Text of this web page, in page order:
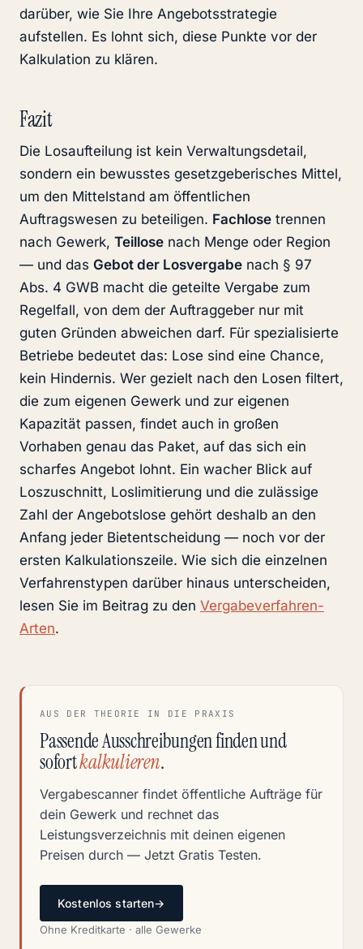
darüber, wie Sie Ihre Angebotsstrategie
aufstellen. Es lohnt sich, diese Punkte vor der
Kalkulation zu klären.
Fazit
Die Losaufteilung ist kein Verwaltungsdetail,
sondern ein bewusstes gesetzgeberisches Mittel,
um den Mittelstand am öffentlichen
Auftragswesen zu beteiligen. Fachlose trennen
nach Gewerk, Teillose nach Menge oder Region
— und das Gebot der Losvergabe nach § 97
Abs. 4 GWB macht die geteilte Vergabe zum
Regelfall, von dem der Auftraggeber nur mit
guten Gründen abweichen darf. Für spezialisierte
Betriebe bedeutet das: Lose sind eine Chance,
kein Hindernis. Wer gezielt nach den Losen filtert,
die zum eigenen Gewerk und zur eigenen
Kapazität passen, findet auch in großen
Vorhaben genau das Paket, auf das sich ein
scharfes Angebot lohnt. Ein wacher Blick auf
Loszuschnitt, Loslimitierung und die zulässige
Zahl der Angebotslose gehört deshalb an den
Anfang jeder Bietentscheidung — noch vor der
ersten Kalkulationszeile. Wie sich die einzelnen
Verfahrenstypen darüber hinaus unterscheiden,
lesen Sie im Beitrag zu den Vergabeverfahren-
Arten.
AUS DER THEORIE IN DIE PRAXIS
Passende Ausschreibungen finden und
sofortkalkulieren.
Vergabescanner findet öffentliche Aufträge für
dein Gewerk und rechnet das
Leistungsverzeichnis mit deinen eigenen
Preisen durch — Jetzt Gratis Testen.
Kostenlos starten→
Ohne Kreditkarte · alle Gewerke